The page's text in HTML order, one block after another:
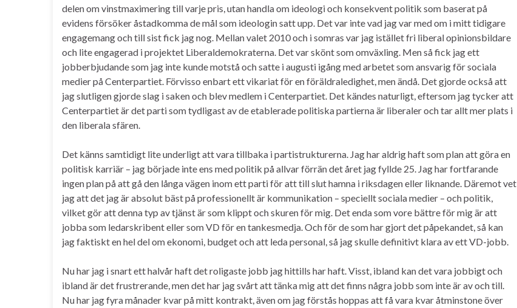
delen om vinstmaximering till varje pris, utan handla om ideologi och konsekvent politik som baserat på
evidens försöker åstadkomma de mål som ideologin satt upp. Det var inte vad jag var med om i mitt tidigare
engagemang och till sist fick jag nog. Mellan valet 2010 och i somras var jag istället fri liberal opinionsbildare
och lite engagerad i projektet Liberaldemokraterna. Det var skönt som omväxling. Men så fick jag ett
jobberbjudande som jag inte kunde motstå och satte i augusti igång med arbetet som ansvarig för sociala
medier på Centerpartiet. Förvisso enbart ett vikariat för en föräldraledighet, men ändå. Det gjorde också att
jag slutligen gjorde slag i saken och blev medlem i Centerpartiet. Det kändes naturligt, eftersom jag tycker att
Centerpartiet är det parti som tydligast av de etablerade politiska partierna är liberaler och tar allt mer plats i
den liberala sfären.
Det känns samtidigt lite underligt att vara tillbaka i partistrukturerna. Jag har aldrig haft som plan att göra en
politisk karriär – jag började inte ens med politik på allvar förrän det året jag fyllde 25. Jag har fortfarande
ingen plan på att gå den långa vägen inom ett parti för att till slut hamna i riksdagen eller liknande. Däremot vet
jag att det jag är absolut bäst på professionellt är kommunikation – speciellt sociala medier – och politik,
vilket gör att denna typ av tjänst är som klippt och skuren för mig. Det enda som vore bättre för mig är att
jobba som ledarskribent eller som VD för en tankesmedja. Och för de som har gjort det påpekandet, så kan
jag faktiskt en hel del om ekonomi, budget och att leda personal, så jag skulle definitivt klara av ett VD-jobb.
Nu har jag i snart ett halvår haft det roligaste jobb jag hittills har haft. Visst, ibland kan det vara jobbigt och
ibland är det frustrerande, men det har jag svårt att tänka mig att det finns några jobb som inte är av och till.
Nu har jag fyra månader kvar på mitt kontrakt, även om jag förstås hoppas att få vara kvar åtminstone över